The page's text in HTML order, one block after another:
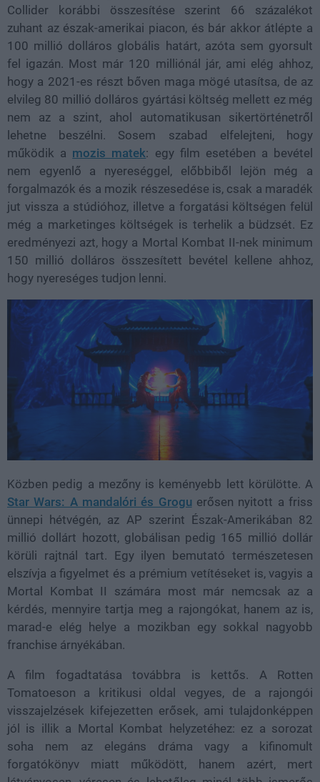
Collider korábbi összesítése szerint 66 százalékot
zuhant az észak-amerikai piacon, és bár akkor átlépte a
100 millió dolláros globális határt, azóta sem gyorsult
fel igazán. Most már 120 milliónál jár, ami elég ahhoz,
hogy a 2021-es részt bőven maga mögé utasítsa, de az
elvileg 80 millió dolláros gyártási költség mellett ez még
nem az a szint, ahol automatikusan sikertörténetről
lehetne beszélni. Sosem szabad elfelejteni, hogy
működik a mozis matek: egy film esetében a bevétel
nem egyenlő a nyereséggel, előbbiből lejön még a
forgalmazók és a mozik részesedése is, csak a maradék
jut vissza a stúdióhoz, illetve a forgatási költségen felül
még a marketinges költségek is terhelik a büdzsét. Ez
eredményezi azt, hogy a Mortal Kombat II-nek minimum
150 millió dolláros összesített bevétel kellene ahhoz,
hogy nyereséges tudjon lenni.
Közben pedig a mezőny is keményebb lett körülötte. A
Star Wars: A mandalóri és Groguerősen nyitott a friss
ünnepi hétvégén, az AP szerint Észak-Amerikában 82
millió dollárt hozott, globálisan pedig 165 millió dollár
körüli rajtnál tart. Egy ilyen bemutató természetesen
elszívja a figyelmet és a prémium vetítéseket is, vagyis a
Mortal Kombat II számára most már nemcsak az a
kérdés, mennyire tartja meg a rajongókat, hanem az is,
marad-e elég helye a mozikban egy sokkal nagyobb
franchise árnyékában.
A film fogadtatása továbbra is kettős. A Rotten
Tomatoeson a kritikusi oldal vegyes, de a rajongói
visszajelzések kifejezetten erősek, ami tulajdonképpen
jól is illik a Mortal Kombat helyzetéhez: ez a sorozat
soha nem az elegáns dráma vagy a kifinomult
forgatókönyv miatt működött, hanem azért, mert